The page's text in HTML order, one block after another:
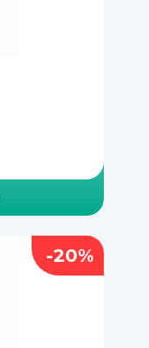
-20%